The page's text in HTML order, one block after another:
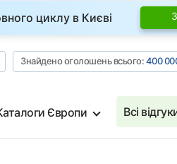
циклу в Києві
Знайдено оголошень всього:400
Європи Всі